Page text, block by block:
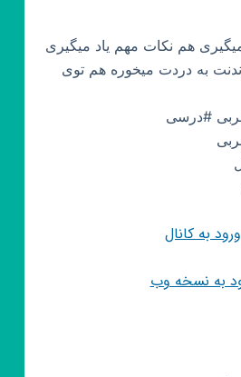
میگیری هم نکات مهم یاد میگیری
به دردت میخوره هم توی
#درسی
ورود به کانال
به نسخه وب